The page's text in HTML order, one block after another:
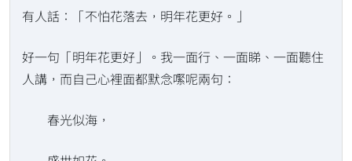
有人話：「不怕花落去，明年花更好。」
好一句「明年花更好」。我一面行、一面睇、一面聽住
人講，而自己心裡面都默念𡁵呢兩句：
春光似海，